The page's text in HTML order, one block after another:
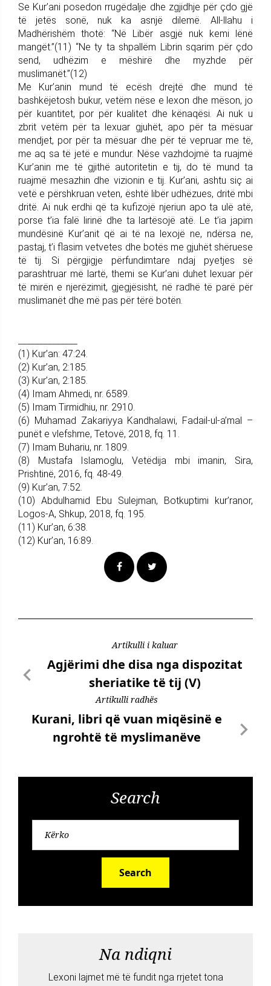
Se Kur’ani posedon rrugëdalje dhe zgjidhje për çdo gjë
të jetës sonë, nuk ka asnjë dilemë. All-llahu i
Madhërishëm thotë: “Në Libër asgjë nuk kemi lënë
mangët.”(11) “Ne ty ta shpallëm Librin sqarim për çdo
send, udhëzim e mëshirë dhe myzhde për
muslimanët.”(12)
Me Kur’anin mund të ecësh drejtë dhe mund të
bashkëjetosh bukur, vetëm nëse e lexon dhe mëson, jo
për kuantitet, por për kualitet dhe kënaqësi. Ai nuk u
zbrit vetëm për ta lexuar gjuhët, apo për ta mësuar
mendjet, por për ta mësuar dhe për të vepruar me të,
me aq sa të jetë e mundur. Nëse vazhdojmë ta ruajmë
Kur’anin me të gjithë autoritetin e tij, do të mund ta
ruajmë mesazhin dhe vizionin e tij. Kur’ani, ashtu siç ai
vetë e përshkruan veten, është libër udhëzues, dritë mbi
dritë. Ai nuk erdhi që ta kufizojë njeriun apo ta ulë atë,
porse t’ia falë lirinë dhe ta lartësojë atë. Le t’ia japim
mundësinë Kur’anit që ai të na lexojë ne, ndërsa ne,
pastaj, t’i flasim vetvetes dhe botës me gjuhët shëruese
të tij. Si përgjigje përfundimtare ndaj pyetjes së
parashtruar më lartë, themi se Kur’ani duhet lexuar për
të mirën e njerëzimit, gjegjësisht, në radhë të parë për
muslimanët dhe më pas për tërë botën.
(1) Kur’an: 47:24.
(2) Kur’an, 2:185.
(3) Kur’an, 2:185.
(4) Imam Ahmedi, nr. 6589.
(5) Imam Tirmidhiu, nr. 2910.
(6) Muhamad Zakariyya Kandhalawi, Fadail-ul-a’mal –
punët e vlefshme, Tetovë, 2018, fq. 11.
(7) Imam Buhariu, nr. 1809.
(8) Mustafa Islamoglu, Vetëdija mbi imanin, Sira,
Prishtinë, 2016, fq. 48-49.
(9) Kur’an, 7:52.
(10) Abdulhamid Ebu Sulejman, Botkuptimi kur’ranor,
Logos-A, Shkup, 2018, fq. 195.
(11) Kur’an, 6:38.
(12) Kur’an, 16:89.
Artikulli i kaluar
Agjërimi dhe disa nga dispozitat
sheriatike të tij (V)
Artikulli radhës
Kurani, libri që vuan miqësinë e
ngrohtë të myslimanëve
Search
Search
Na ndiqni
Lexoni lajmet më të fundit nga rrjetet tona